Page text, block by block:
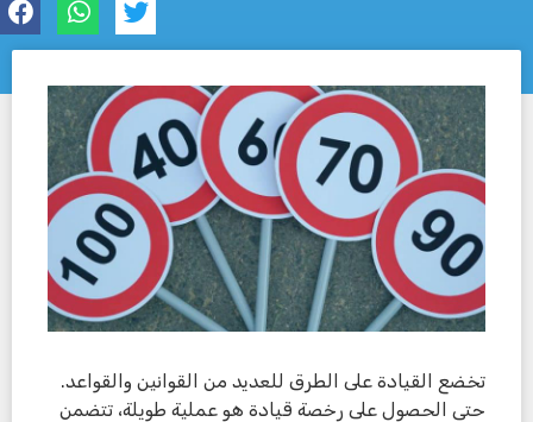
לא
تخضع القيادة على الطرق للعديد من القوانين والقواعد.
حتى الحصول على رخصة قيادة هو عملية طويلة، تتضمن